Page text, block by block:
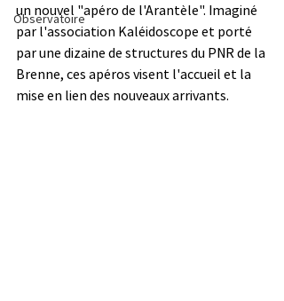
Observatoire
un nouvel "apéro de l'Arantèle". Imaginé
par l'association Kaléidoscope et porté
par une dizaine de structures du PNR de la
Brenne, ces apéros visent l'accueil et la
mise en lien des nouveaux arrivants.